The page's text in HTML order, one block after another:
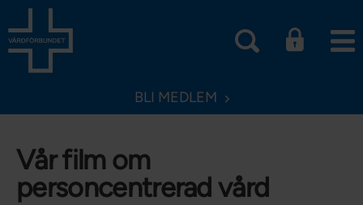
BLI MEDLEM
Vår film om
personcentrerad vård